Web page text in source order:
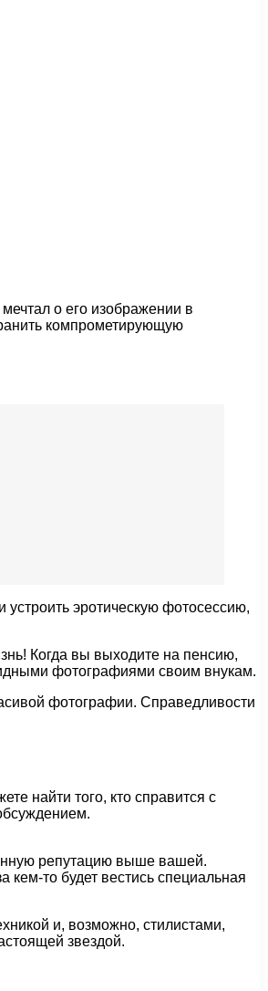
о его изображении в
компрометирующую
эротическую фотосессию,
Когда вы выходите на пенсию,
фотографиями своим внукам.
фотографии. Справедливости
найти того, кто справится с
репутацию выше вашей.
кем-то будет вестись специальная
и, возможно, стилистами,
звездой.